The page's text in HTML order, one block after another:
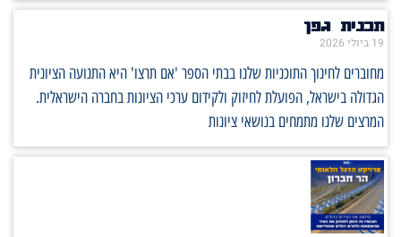
תכנית גפן
19 ביולי 2026
מחוברים לחינוך התוכניות שלנו בבתי הספר 'אם תרצו' היא התנועה הציונית
הגדולה בישראל, הפועלת לחיזוק ולקידום ערכי הציונות בחברה הישראלית.
המרצים שלנו מתמחים בנושאי ציונות